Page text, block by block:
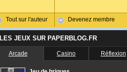
Tout sur l'auteur Devenez membre
LES JEUX SUR PAPERBLOG.FR
Arcade Casino Réflexion